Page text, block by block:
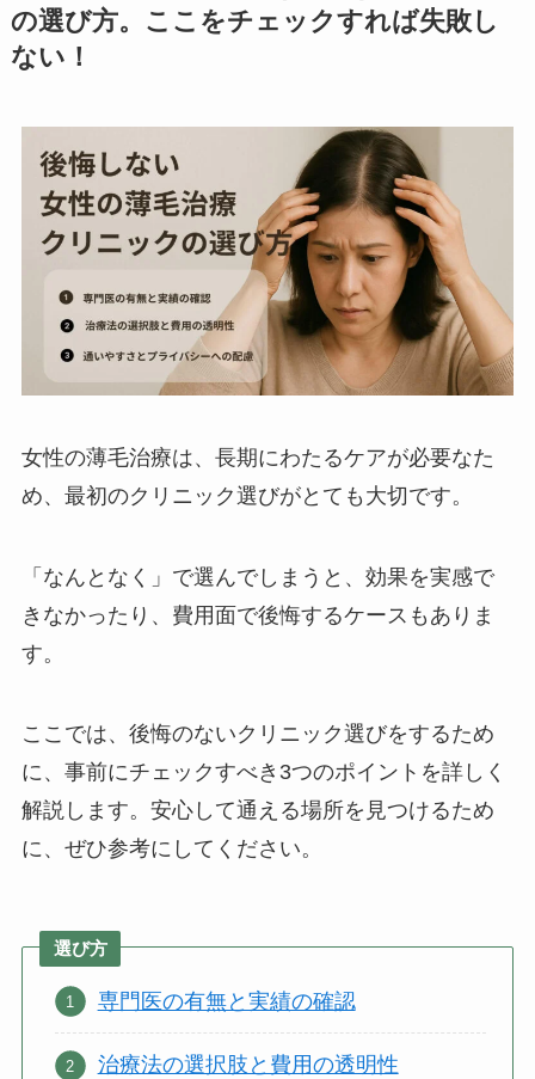
の選び方。ここをチェックすれば失敗し
ない！
女性の薄毛治療は、長期にわたるケアが必要なた
め、最初のクリニック選びがとても大切です。
「なんとなく」で選んでしまうと、効果を実感で
きなかったり、費用面で後悔するケースもありま
す。
ここでは、後悔のないクリニック選びをするため
に、事前にチェックすべき3つのポイントを詳しく
解説します。安心して通える場所を見つけるため
に、ぜひ参考にしてください。
選び方
専門医の有無と実績の確認
治療法の選択肢と費用の透明性